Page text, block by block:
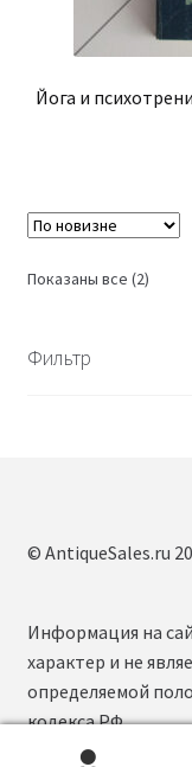
Йога и
Показаны все (2)
Фильтр
© AntiqueSales.ru
Информация на
характер и не
определяемой
кодекса РФ.